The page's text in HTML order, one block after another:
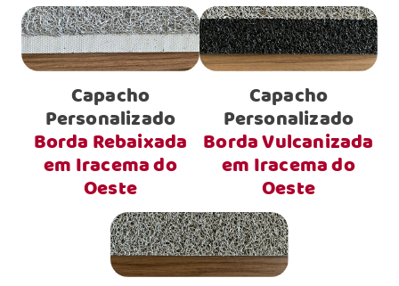
Capacho
Personalizado
Borda Rebaixada
em Iracema do
Oeste
Capacho
Personalizado
Borda Vulcanizada
em Iracema do
Oeste